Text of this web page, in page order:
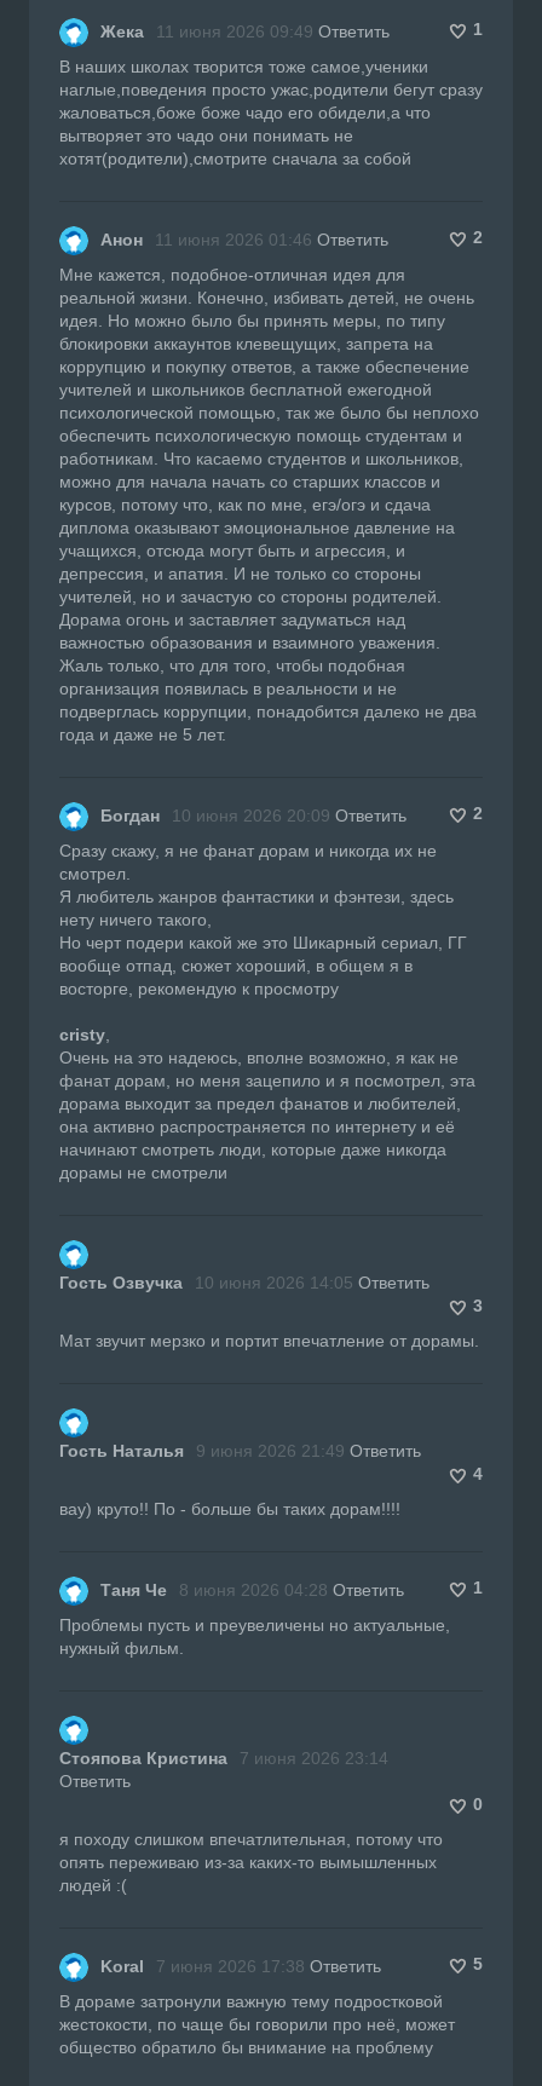
Жека 11 июня 2026 09:49 Ответить
1
В наших школах творится тоже самое,ученики
наглые,поведения просто ужас,родители бегут сразу
жаловаться,боже боже чадо его обидели,а что
вытворяет это чадо они понимать не
хотят(родители),смотрите сначала за собой
Анон 11 июня 2026 01:46 Ответить
2
Мне кажется, подобное-отличная идея для
реальной жизни. Конечно, избивать детей, не очень
идея. Но можно было бы принять меры, по типу
блокировки аккаунтов клевещущих, запрета на
коррупцию и покупку ответов, а также обеспечение
учителей и школьников бесплатной ежегодной
психологической помощью, так же было бы неплохо
обеспечить психологическую помощь студентам и
работникам. Что касаемо студентов и школьников,
можно для начала начать со старших классов и
курсов, потому что, как по мне, егэ/огэ и сдача
диплома оказывают эмоциональное давление на
учащихся, отсюда могут быть и агрессия, и
депрессия, и апатия. И не только со стороны
учителей, но и зачастую со стороны родителей.
Дорама огонь и заставляет задуматься над
важностью образования и взаимного уважения.
Жаль только, что для того, чтобы подобная
организация появилась в реальности и не
подверглась коррупции, понадобится далеко не два
года и даже не 5 лет.
Богдан 10 июня 2026 20:09 Ответить
2
Сразу скажу, я не фанат дорам и никогда их не
смотрел.
Я любитель жанров фантастики и фэнтези, здесь
нету ничего такого,
Но черт подери какой же это Шикарный сериал, ГГ
вообще отпад, сюжет хороший, в общем я в
восторге, рекомендую к просмотру
cristy
Очень на это надеюсь, вполне возможно, я как не
фанат дорам, но меня зацепило и я посмотрел, эта
дорама выходит за предел фанатов и любителей,
она активно распространяется по интернету и её
начинают смотреть люди, которые даже никогда
дорамы не смотрели
Гость Озвучка 10 июня 2026 14:05 Ответить
3
Мат звучит мерзко и портит впечатление от дорамы.
Гость Наталья 9 июня 2026 21:49 Ответить
4
вау) круто!! По - больше бы таких дорам!!!!
Таня Че 8 июня 2026 04:28 Ответить
1
Проблемы пусть и преувеличены но актуальные,
нужный фильм.
Стояпова Кристина
7 июня 2026 23:14
Ответить
0
я походу слишком впечатлительная, потому что
опять переживаю из-за каких-то вымышленных
людей :(
Koral 7 июня 2026 17:38 Ответить
5
В дораме затронули важную тему подростковой
жестокости, по чаще бы говорили про неё, может
общество обратило бы внимание на проблему